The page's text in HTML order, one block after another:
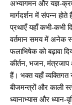
अभ्यागमन और यज्ञ-
मार्गदर्शन में संपन्न
प्रथाएँ यहाँ कभी-कभी
वर्तमान समय में अनेक
फलाभिषेक को बढ़ावा
कीर्तन, भजन,
हैं। भक्त यहाँ
बीजमन्त्रों और काली
ध्यानाभ्यास और ध्यान-